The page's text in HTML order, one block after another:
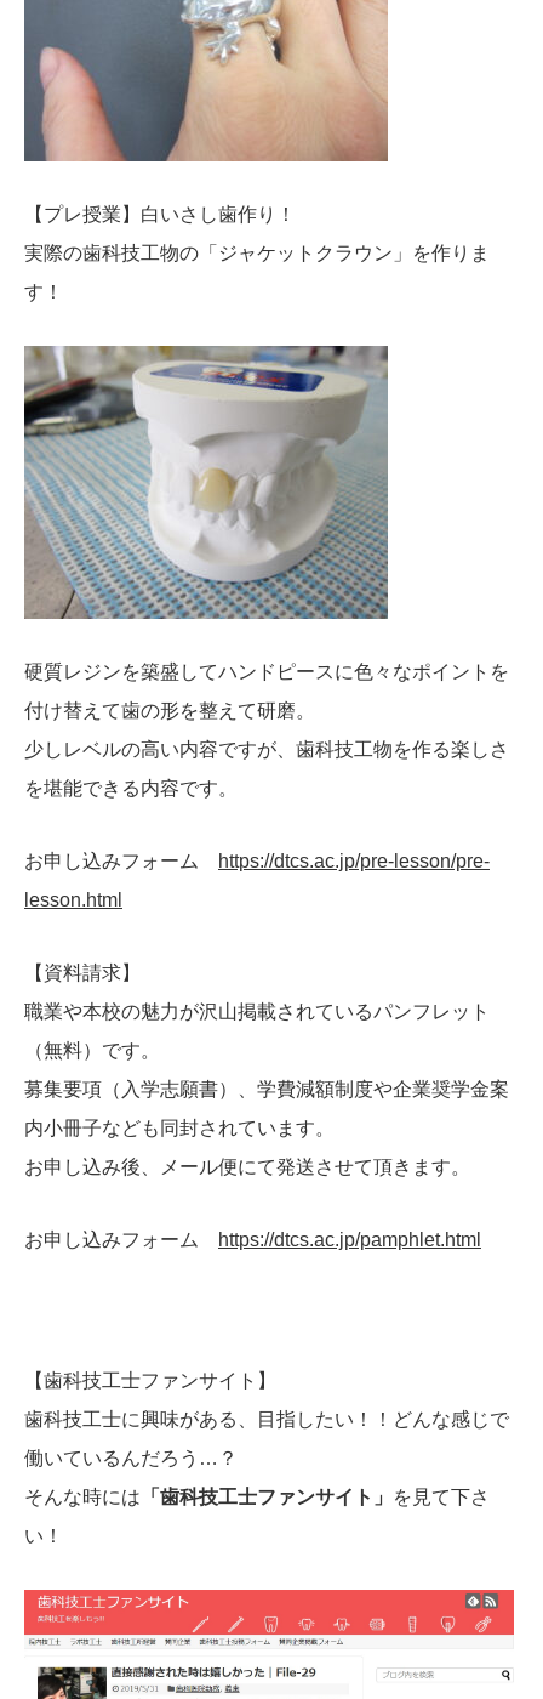
【プレ授業】白いさし歯作り！
実際の歯科技工物の「ジャケットクラウン」を作りま
す！
硬質レジンを築盛してハンドピースに色々なポイントを
付け替えて歯の形を整えて研磨。
少しレベルの高い内容ですが、歯科技工物を作る楽しさ
を堪能できる内容です。
お申し込みフォーム
https://dtcs.ac.jp/pre-lesson/pre-
lesson.html
【資料請求】
職業や本校の魅力が沢山掲載されているパンフレット
（無料）です。
募集要項（入学志願書）、学費減額制度や企業奨学金案
内小冊子なども同封されています。
お申し込み後、メール便にて発送させて頂きます。
お申し込みフォーム https://dtcs.ac.jp/pamphlet.html
【歯科技工士ファンサイト】
歯科技工士に興味がある、目指したい！！どんな感じで
働いているんだろう…？
そんな時には 「歯科技工士ファンサイト」
を見て下さ
い！